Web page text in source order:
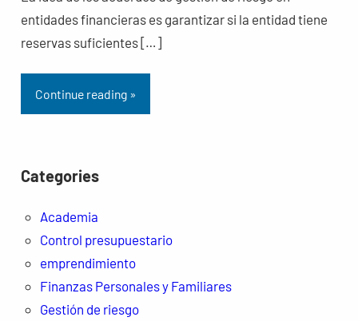
entidades financieras es garantizar si la entidad tiene
reservas suficientes […]
Continue reading »
Categories
Academia
Control presupuestario
emprendimiento
Finanzas Personales y Familiares
Gestión de riesgo